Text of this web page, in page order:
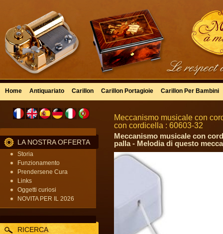
Home Antiquariato Carillon Carillon Portagioie Carillon Per Bambini
LA NOSTRA OFFERTA
Storia
Funzionamento
Prendersene Cura
Links
Oggetti curiosi
NOVITA PER IL 2026
RICERCA
Meccanismo musicale con
con cordicella : 60603-32
Meccanismo musicale con
palla - Melodia di questo